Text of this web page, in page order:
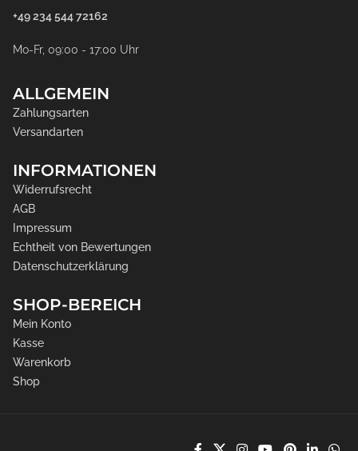
+49 234 544 72162
Mo-Fr, 09:00 - 17:00 Uhr
ALLGEMEIN
Zahlungsarten
Versandarten
INFORMATIONEN
Widerrufsrecht
AGB
Impressum
Echtheit von Bewertungen
Datenschutzerklärung
SHOP-BEREICH
Mein Konto
Kasse
Warenkorb
Shop